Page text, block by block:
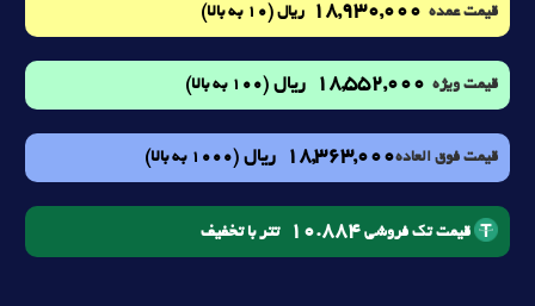
قیمت عمده 18,930,000 ریال (10 به بالا)
قیمت ویژه 18,552,000 ریال (100 به بالا)
قیمت فوق العاده18,363,000 ریال (1000 به بالا)
قیمت تک فروشی 10.884 تتر با تخفیف